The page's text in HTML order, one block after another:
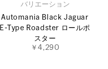
バリエーション
Automania Black Jaguar
E-Type Roadster ロールポ
スター
￥4,290